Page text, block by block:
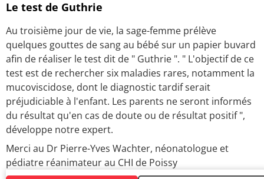
Le test de Guthrie
Au troisième jour de vie, la sage-femme prélève
quelques gouttes de sang au bébé sur un papier buvard
afin de réaliser le test dit de " Guthrie ". " L'objectif de ce
test est de rechercher six maladies rares, notamment la
mucoviscidose, dont le diagnostic tardif serait
préjudiciable à l'enfant. Les parents ne seront informés
du résultat qu'en cas de doute ou de résultat positif ",
développe notre expert.
Merci au Dr Pierre-Yves Wachter, néonatologue et
pédiatre réanimateur au CHI de Poissy